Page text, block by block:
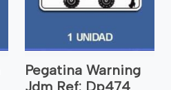
Pegatina Warning
Jdm Ref: Dp474